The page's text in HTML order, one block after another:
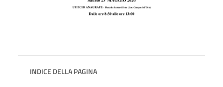
INDICE DELLA PAGINA